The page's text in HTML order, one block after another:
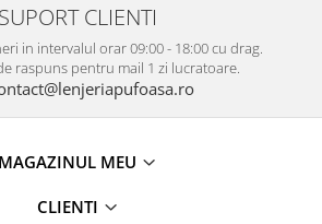
SUPORT CLIENTI
in intervalul orar 09:00 - 18:00 cu drag.
raspuns pentru mail 1 zi lucratoare.
MAGAZINUL MEU
CLIENTI